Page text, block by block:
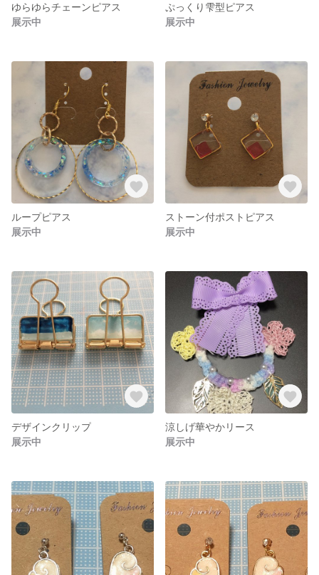
ゆらゆらチェーンピアス
展示中
ぷっくり雫型ピアス
展示中
ループピアス
展示中
ストーン付ポストピアス
展示中
デザインクリップ
展示中
涼しげ華やかリース
展示中